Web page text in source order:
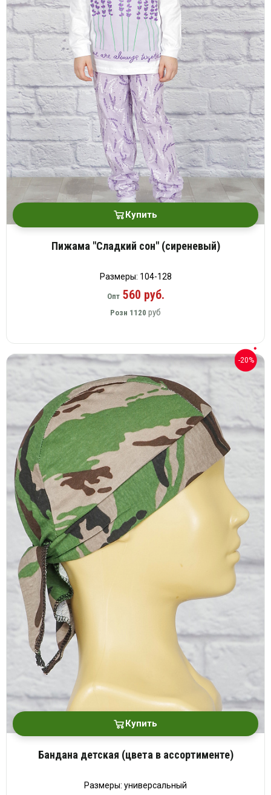
Купить
Пижама "Сладкий сон" (сиреневый)
Размеры: 104-128
Опт560 руб.
Розн 1120 руб
-20%
Купить
Бандана детская (цвета в ассортименте)
Размеры: универсальный